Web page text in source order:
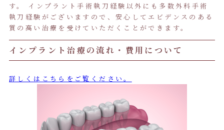
す。 インプラント手術執刀経験以外にも多数外科手術
執刀経験がございますので、安心してエビデンスのある
質の高い治療を受けていただくことができます。
インプラント治療の流れ・費用について
詳しくはこちらをご覧ください。